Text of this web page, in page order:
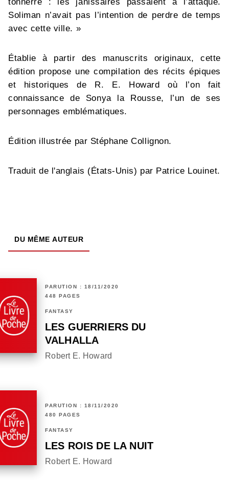
tonnerre : les janissaires passaient à l’attaque.
Soliman n’avait pas l’intention de perdre de temps
avec cette ville. »
Établie à partir des manuscrits originaux, cette
édition propose une compilation des récits épiques
et historiques de R. E. Howard où l’on fait
connaissance de Sonya la Rousse, l’un de ses
personnages emblématiques.
Édition illustrée par Stéphane Collignon.
Traduit de l'anglais (États-Unis) par Patrice Louinet.
DU MÊME AUTEUR
PARUTION : 18/11/2020
448 PAGES
FANTASY
LES GUERRIERS DU
VALHALLA
Robert E. Howard
PARUTION : 18/11/2020
480 PAGES
FANTASY
LES ROIS DE LA NUIT
Robert E. Howard